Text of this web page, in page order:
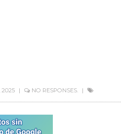
2025 NO RESPONSES.